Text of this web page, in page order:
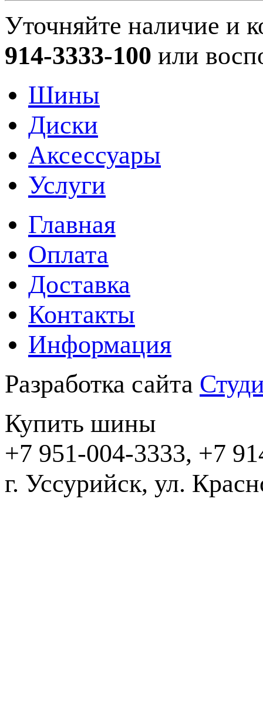
Уточняйте наличие и
914-3333-100 или
Шины
Диски
Аксессуары
Услуги
Главная
Оплата
Доставка
Контакты
Информация
Разработка сайта
Купить шины
+7 951-004-3333, +7
г. Уссурийск,